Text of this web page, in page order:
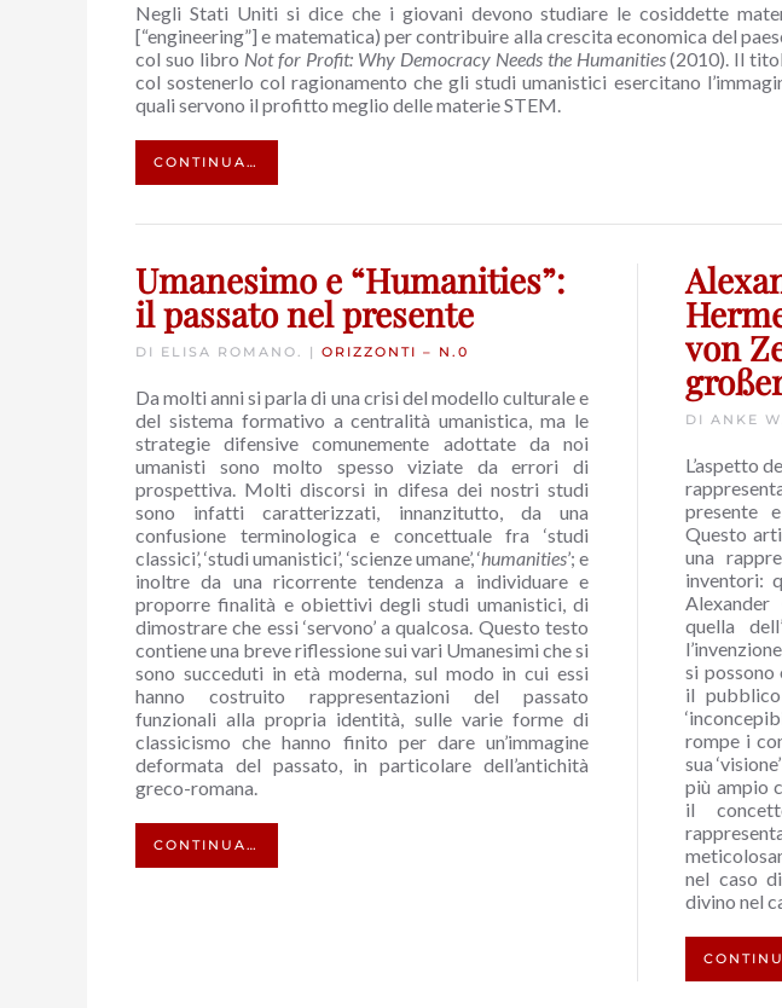
Negli Stati Uniti si dice che i giovani devono studiare le cosiddette
[“engineering”] e matematica) per contribuire alla crescita economica del
col suo libro Not for Profit: Why Democracy Needs the Humanities(2010). Il
col sostenerlo col ragionamento che gli studi umanistici esercitano
quali servono il profitto meglio delle materie STEM.
CONTINUA…
Umanesimo e “Humanities”:
il passato nel presente
DI ELISA ROMANO. | ORIZZONTI – N.0
Da molti anni si parla di una crisi del modello culturale e
del sistema formativo a centralità umanistica, ma le
strategie difensive comunemente adottate da noi
umanisti sono molto spesso viziate da errori di
prospettiva. Molti discorsi in difesa dei nostri studi
sono infatti caratterizzati, innanzitutto, da una
confusione terminologica e concettuale fra ‘studi
classici’, ‘studi umanistici’, ‘scienze umane’, ‘humanities’; e
inoltre da una ricorrente tendenza a individuare e
proporre finalità e obiettivi degli studi umanistici, di
dimostrare che essi ‘servono’ a qualcosa. Questo testo
contiene una breve riflessione sui vari Umanesimi che si
sono succeduti in età moderna, sul modo in cui essi
hanno costruito rappresentazioni del passato
funzionali alla propria identità, sulle varie forme di
classicismo che hanno finito per dare un’immagine
deformata del passato, in particolare dell’antichità
greco-romana.
CONTINUA…
von
DI ANKE
L’aspetto
presente
Questo
una
inventori:
quella
si possono
il
rompe i
sua
più ampio
il
nel caso
divino nel